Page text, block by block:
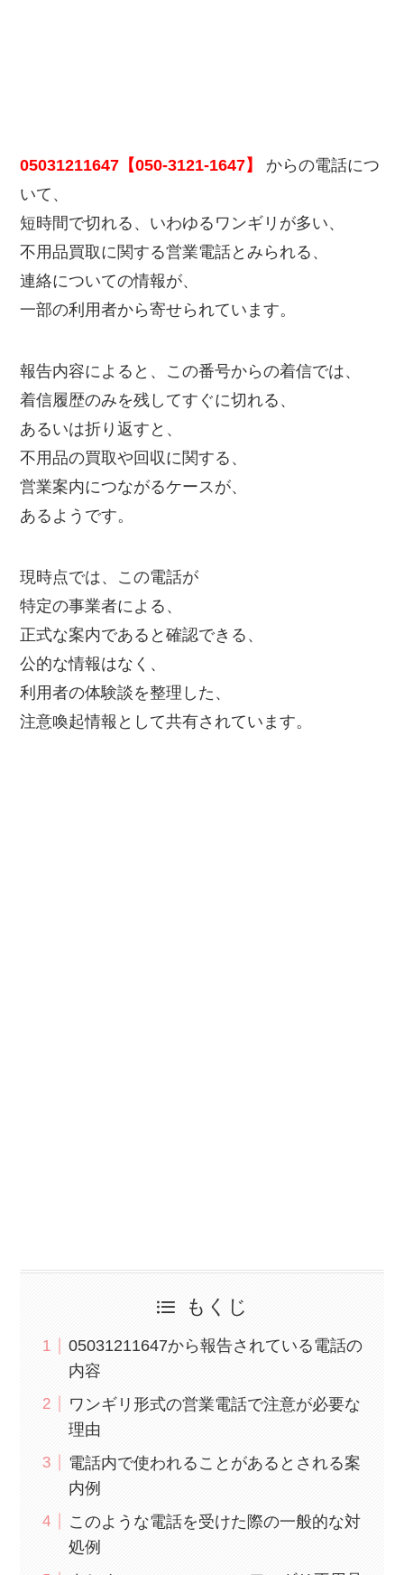
05031211647【050-3121-1647】
からの電話につ
いて、
短時間で切れる、いわゆるワンギリが多い、
不用品買取に関する営業電話とみられる、
連絡についての情報が、
一部の利用者から寄せられています。
報告内容によると、この番号からの着信では、
着信履歴のみを残してすぐに切れる、
あるいは折り返すと、
不用品の買取や回収に関する、
営業案内につながるケースが、
あるようです。
現時点では、この電話が
特定の事業者による、
正式な案内であると確認できる、
公的な情報はなく、
利用者の体験談を整理した、
注意喚起情報として共有されています。
もくじ
05031211647から報告されている電話の
内容
ワンギリ形式の営業電話で注意が必要な
理由
電話内で使われることがあるとされる案
内例
このような電話を受けた際の一般的な対
処例